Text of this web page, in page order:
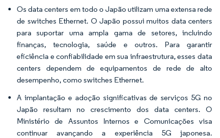
Os data centers em todo o Japão utilizam uma extensa rede
de switches Ethernet. O Japão possui muitos data centers
para suportar uma ampla gama de setores, incluindo
finanças, tecnologia, saúde e outros. Para garantir
eficiência e confiabilidade em sua infraestrutura, esses data
centers dependem de equipamentos de rede de alto
desempenho, como switches Ethernet.
A implantação e adoção significativas de serviços 5G no
Japão resultam no crescimento dos data centers. O
Ministério de Assuntos Internos e Comunicações visa
continuar avançando a experiência 5G japonesa.